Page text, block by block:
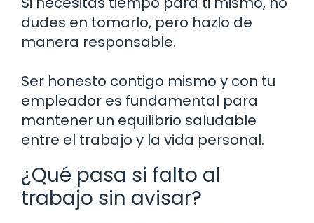
dudes en tomarlo, pero hazlo de
manera responsable.
Ser honesto contigo mismo y con tu
empleador es fundamental para
mantener un equilibrio saludable
entre el trabajo y la vida personal.
¿Qué pasa si falto al
trabajo sin avisar?